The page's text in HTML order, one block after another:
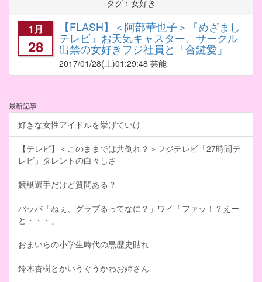
タグ：女好き
1月
28
【FLASH】＜阿部華也子＞『めざまし
テレビ』お天気キャスター、サークル
出禁の女好きフジ社員と「合鍵愛」
2017/01/28(土)01:29:48 芸能
最新記事
好きな女性アイドルを挙げていけ
【テレビ】＜このままでは共倒れ？＞フジテレビ「27時間テ
レビ」タレントの白々しさ
競艇選手だけど質問ある？
バッバ「ねぇ、グラブるってなに？」ワイ「ファッ！？えー
と・・・」
おまいらの小学生時代の黒歴史貼れ
鈴木杏樹とかいうぐうかわお姉さん